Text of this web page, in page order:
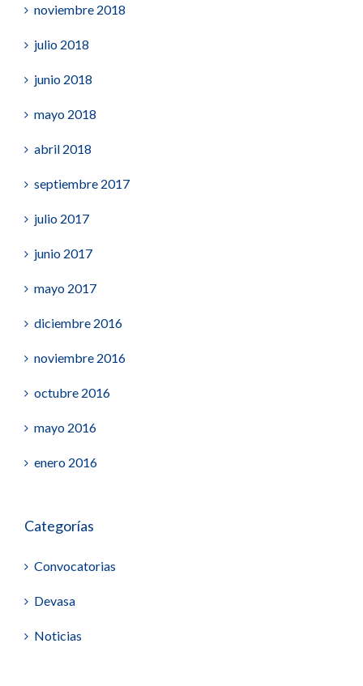
noviembre 2018
julio 2018
junio 2018
mayo 2018
abril 2018
septiembre 2017
julio 2017
junio 2017
mayo 2017
diciembre 2016
noviembre 2016
octubre 2016
mayo 2016
enero 2016
Categorías
Convocatorias
Devasa
Noticias